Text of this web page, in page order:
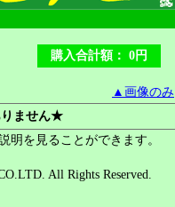
購入合計額： 0円
▲画像のみ
ません★
を見ることができます。
All Rights Reserved.